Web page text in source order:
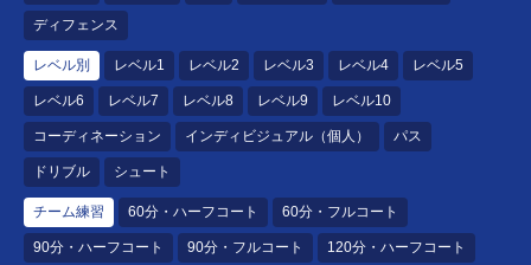
ディフェンス
レベル別 レベル1 レベル2 レベル3 レベル4 レベル5
レベル6 レベル7 レベル8 レベル9 レベル10
コーディネーション インディビジュアル（個人） パス
ドリブル シュート
チーム練習 60分・ハーフコート 60分・フルコート
90分・ハーフコート 90分・フルコート 120分・ハーフコート